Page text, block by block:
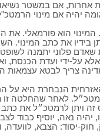
אחרות, אם במשטר
יהיה אם מינוי
המינוי הוא פורמאלי.
בידיו את כתב המינוי.
פלוני יתמנה לשופט,
על-ידי ועדת הכנסת,
צריך לבטא עצמאות
הנבחרת היא על
לאחר שהחלטה זו
ויתן לרמטכ״ל את כתב
יהיה נאה, יוסיף כבוד
יסוד: הצבא, לוועדה,